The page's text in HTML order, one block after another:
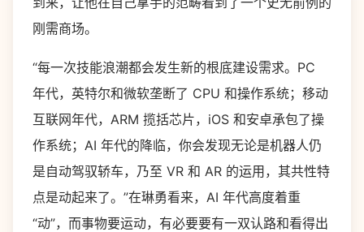
刚需商场。
“每一次技能浪潮都会发生新的根底建设需求。PC
年代，英特尔和微软垄断了 CPU 和操作系统；移动
互联网年代，ARM 揽括芯片，iOS 和安卓承包了操
作系统；AI 年代的降临，你会发现无论是机器人仍
是自动驾驭轿车，乃至 VR 和 AR 的运用，其共性特
点是动起来了。”在琳勇看来，AI 年代高度着重
“动”，而事物要运动，有必要要有一双认路和看得出